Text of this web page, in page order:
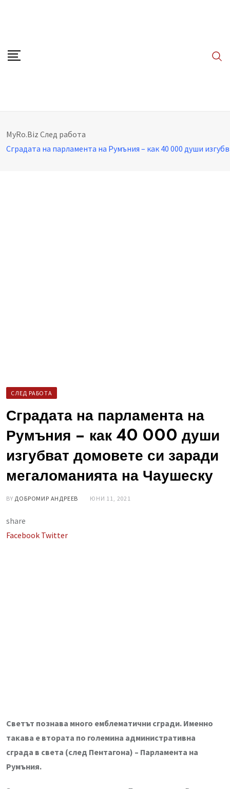
MyRo.Biz След работа
СЛЕД РАБОТА
Сградата на парламента на
Румъния – как 40 000 души
изгубват домовете си заради
мегаломанията на Чаушеску
BY ДОБРОМИР АНДРЕЕВ ЮНИ 11, 2021
share
Facebook TwitterLinkedIn
Whatsapp
Share
Светът познава много емблематични сгради. Именно
такава е втората по големина административна
сграда в света (след Пентагона) – Парламента на
Румъния.